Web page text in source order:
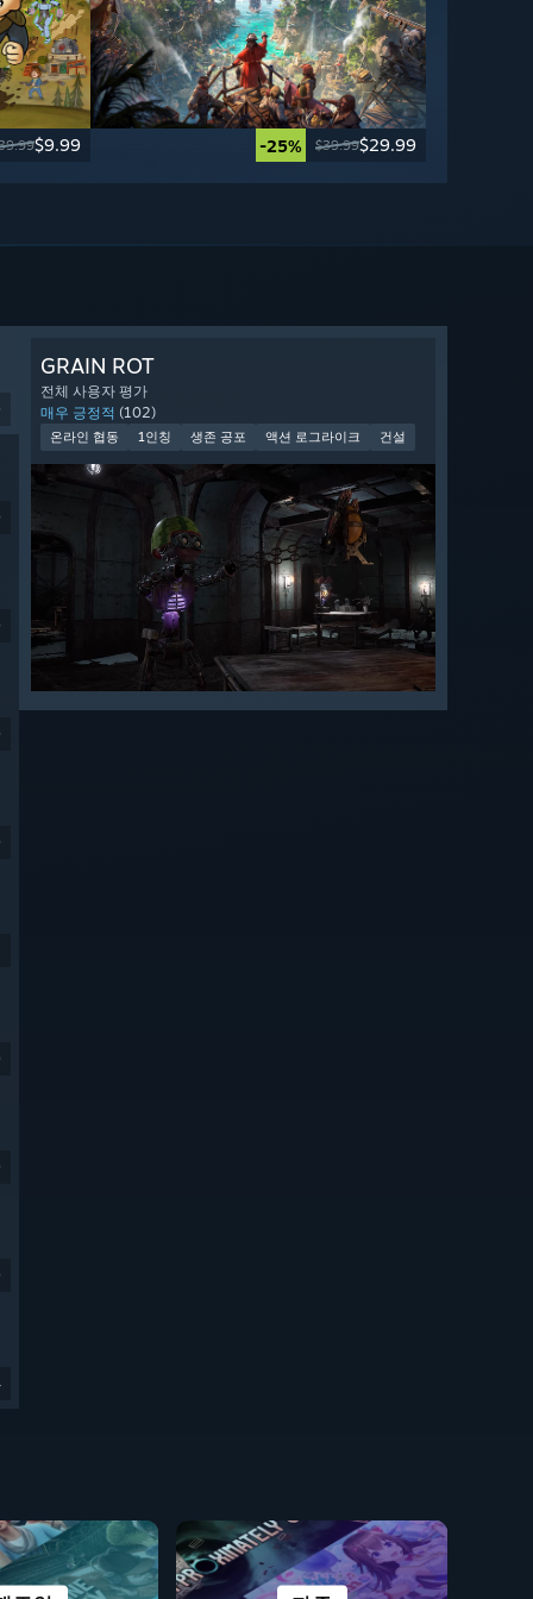
$9.99 -25% $39.99$29.99
GRAIN ROT
전체 사용자 평가
매우 긍정적 (102)
온라인 협동 1인칭 생존 공포 액션 로그라이크 건설